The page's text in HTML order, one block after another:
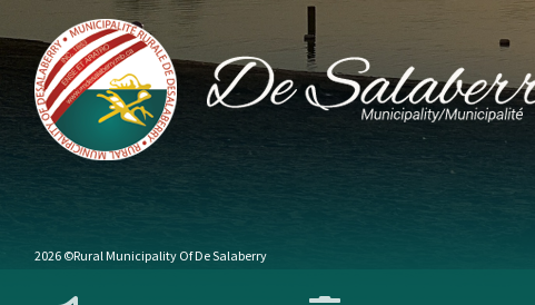
2026 ©Rural Municipality Of De Salaberry